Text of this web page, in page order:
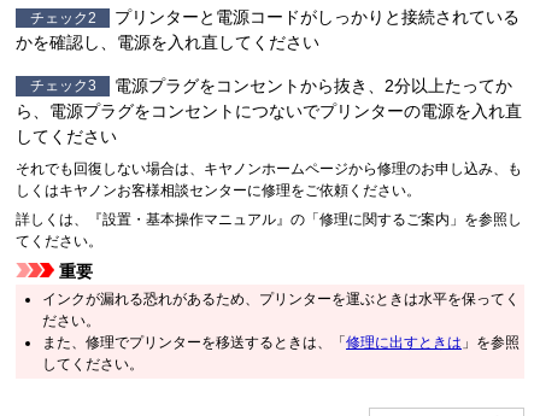
チェック2
プリンターと電源コードがしっかりと接続されている
かを確認し、電源を入れ直してください
チェック3
電源プラグをコンセントから抜き、2分以上たってか
ら、電源プラグをコンセントにつないでプリンターの電源を入れ直
してください
それでも回復しない場合は、キヤノンホームページから修理のお申し込み、も
しくはキヤノンお客様相談センターに修理をご依頼ください。
詳しくは、『設置・基本操作マニュアル』の「修理に関するご案内」を参照し
てください。
重要
インクが漏れる恐れがあるため、プリンターを運ぶときは水平を保ってく
ださい。
また、修理でプリンターを移送するときは、「修理に出すときは 」を参照
してください。